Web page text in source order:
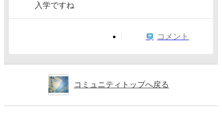
入学ですね
コメント
コミュニティトップへ戻る